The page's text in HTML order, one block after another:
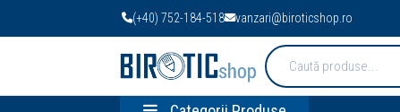
(+40) 752-184-518 vanzari@biroticshop.ro
Cauta
produse: